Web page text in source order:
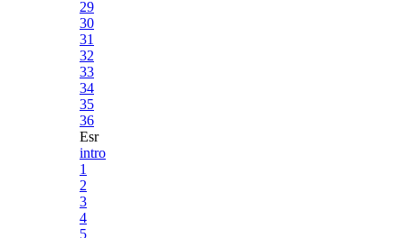
29
30
31
32
33
34
35
36
Esr
intro
1
2
3
4
5